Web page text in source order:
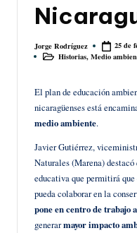
Publicado
por
Jorge Rodríguez
25 de
PublicadoHistorias,Medio
El plan de educación
nicaragüenses está
medio ambiente.
Javier Gutiérrez,
Naturales (Marena)
educativa que permitirá
pueda colaborar en la
pone en centro de trabajo
generarmayor impacto